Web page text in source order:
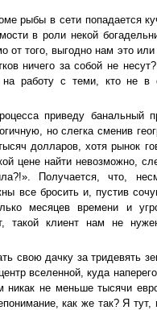
рыбы в сети попадается
в роли некой
от того, выгодно нам это
ничего за собой не
на работу с теми, кто не в
приведу
но слегка сменив
долларов, хотя рынок
цене найти невозможно,
Получается, что,
все бросить и, пустив
месяцев времени и
такой клиент нам не
свою дачку за тридевять
вселенной, куда
никак не меньше тысячи
как же так? Я